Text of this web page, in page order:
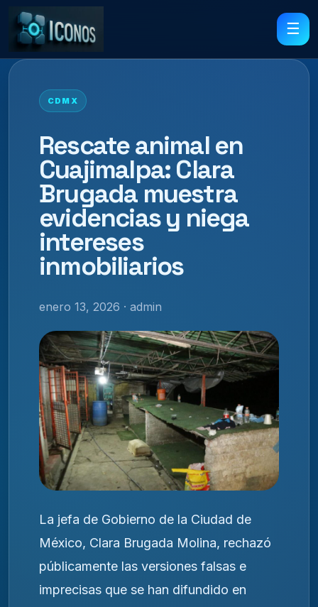
☰
CDMX
Rescate animal en
Cuajimalpa: Clara
Brugada muestra
evidencias y niega
intereses
inmobiliarios
enero 13, 2026 · admin
La jefa de Gobierno de la Ciudad de
México, Clara Brugada Molina, rechazó
públicamente las versiones falsas e
imprecisas que se han difundido en